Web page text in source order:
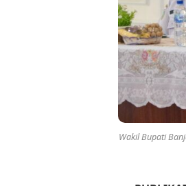
Wakil Bupati